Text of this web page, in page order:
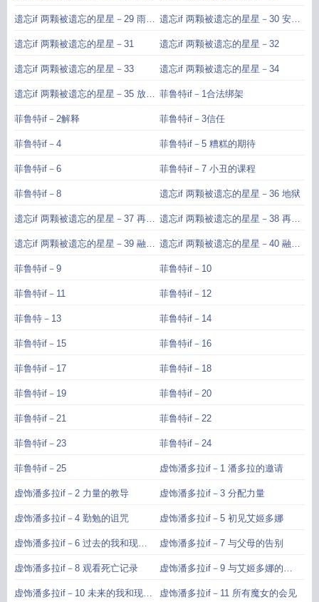
的独白2
遗忘if 两颗被遗忘的星星－29 雨我
们重新开始
遗忘if 两颗被遗忘的星星－30 安娜
塔西娅开始她的攻击
遗忘if 两颗被遗忘的星星－31 遗忘if 两颗被遗忘的星星－32
遗忘if 两颗被遗忘的星星－33 遗忘if 两颗被遗忘的星星－34
遗忘if 两颗被遗忘的星星－35 放弃
所有的希望
菲鲁特if－1合法绑架
菲鲁特if－2解释 菲鲁特if－3信任
菲鲁特if－4 菲鲁特if－5 糟糕的期待
菲鲁特if－6 菲鲁特if－7 小丑的课程
菲鲁特if－8 遗忘if 两颗被遗忘的星星－36 地狱
遗忘if 两颗被遗忘的星星－37 再见
了爱你的我1
遗忘if 两颗被遗忘的星星－38 再见
了爱你的我2
遗忘if 两颗被遗忘的星星－39 融化
我的心点燃我1
遗忘if 两颗被遗忘的星星－40 融化
我的心点燃我2
菲鲁特if－9 菲鲁特if－10
菲鲁特if－11 菲鲁特if－12
菲鲁特－13 菲鲁特if－14
菲鲁特if－15 菲鲁特if－16
菲鲁特if－17 菲鲁特if－18
菲鲁特if－19 菲鲁特if－20
菲鲁特if－21 菲鲁特if－22
菲鲁特if－23 菲鲁特if－24
菲鲁特if－25 虚饰潘多拉if－1 潘多拉的邀请
虚饰潘多拉if－2 力量的教导 虚饰潘多拉if－3 分配力量
虚饰潘多拉if－4 勤勉的诅咒 虚饰潘多拉if－5 初见艾姬多娜
虚饰潘多拉if－6 过去的我和现在
的我
虚饰潘多拉if－7 与父母的告别
虚饰潘多拉if－8 观看死亡记录 虚饰潘多拉if－9 与艾姬多娜的再
次谈话
虚饰潘多拉if－10 未来的我和现在 虚饰潘多拉if－11 所有魔女的会见